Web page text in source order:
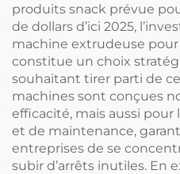
produits snack prévue
de dollars d’ici 2025,
machine extrudeuse
constitue un choix
souhaitant tirer parti de
machines sont conçues
efficacité, mais aussi
et de maintenance,
entreprises de se
subir d’arrêts inutiles. En